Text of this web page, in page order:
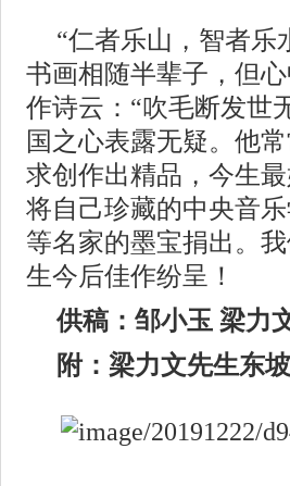
“仁者乐山，智者乐
书画相随半辈子，但
作诗云：“吹毛断发世
国之心表露无疑。他
求创作出精品，今生
将自己珍藏的中央音
等名家的墨宝捐出。
生今后佳作纷呈！
供稿：邹小玉 梁力
附：梁力文先生东